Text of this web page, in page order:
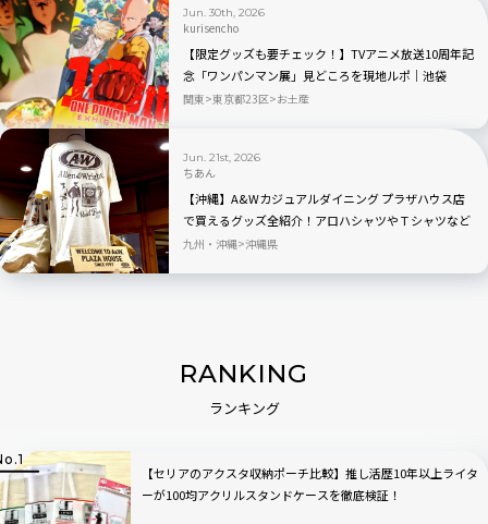
Jun. 30th, 2026
kurisencho
【限定グッズも要チェック！】TVアニメ放送10周年記
念「ワンパンマン展」見どころを現地ルポ｜池袋
関東 東京都23区 お土産
Jun. 21st, 2026
ちあん
【沖縄】A&Wカジュアルダイニング プラザハウス店
で買えるグッズ全紹介！アロハシャツやＴシャツなど
限定品まで一覧
九州・沖縄 沖縄県
RANKING
ランキング
【セリアのアクスタ収納ポーチ比較】推し活歴10年以上ライタ
ーが100均アクリルスタンドケースを徹底検証！